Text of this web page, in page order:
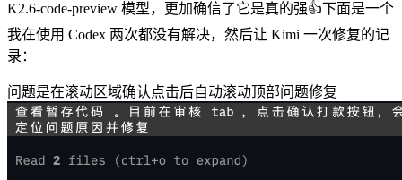
K2.6-code-preview 模型，更加确信了它是真的强👍下面是一个
我在使用 Codex 两次都没有解决，然后让 Kimi 一次修复的记
录：
问题是在滚动区域确认点击后自动滚动顶部问题修复